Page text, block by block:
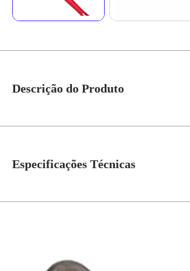
Descrição do Produto
Especificações Técnicas